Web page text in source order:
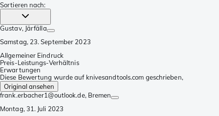
Sortieren nach:
Gustav, Järfälla
Samstag, 23. September 2023
Allgemeiner Eindruck
Preis-Leistungs-Verhältnis
Erwartungen
Diese Bewertung wurde auf knivesandtools.com geschrieben,
Original ansehen
frank.erbacher1@outlook.de, Bremen
Montag, 31. Juli 2023